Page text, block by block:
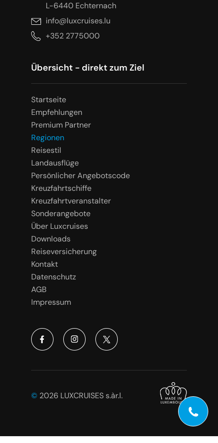
L-6440 Echternach
info@luxcruises.lu
+352 2775000
Übersicht - direkt zum Ziel
Startseite
Empfehlungen
Premium Partner
Regionen
Reisestil
Landausflüge
Persönlicher Angebotscode
Kreuzfahrtschiffe
Kreuzfahrtveranstalter
Sonderangebote
Über Luxcruises
Downloads
Reiseversicherung
Kontakt
Datenschutz
AGB
Impressum
© 2026 LUXCRUISES s.àr.l.